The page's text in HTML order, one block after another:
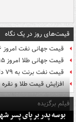
قیمت‌های روز در یک نگاه
قیمت جهانی نفت امروز ۱۶ مرداد
قیمت جهانی طلا امروز ۱۵ مرداد
قیمت نفت برنت به ۷۹ دلار رسید
افزایش قیمت طلا و
فیلم برگزیده
بوسه‌ پدر بر پای پسر